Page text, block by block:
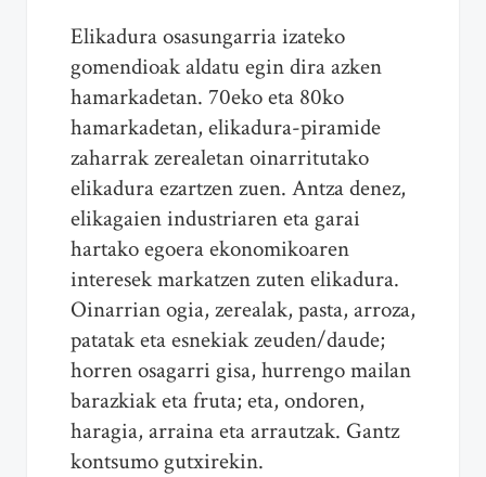
Elikadura osasungarria izateko
gomendioak aldatu egin dira azken
hamarkadetan. 70eko eta 80ko
hamarkadetan, elikadura-piramide
zaharrak zerealetan oinarritutako
elikadura ezartzen zuen. Antza denez,
elikagaien industriaren eta garai
hartako egoera ekonomikoaren
interesek markatzen zuten elikadura.
Oinarrian ogia, zerealak, pasta, arroza,
patatak eta esnekiak zeuden/daude;
horren osagarri gisa, hurrengo mailan
barazkiak eta fruta; eta, ondoren,
haragia, arraina eta arrautzak. Gantz
kontsumo gutxirekin.